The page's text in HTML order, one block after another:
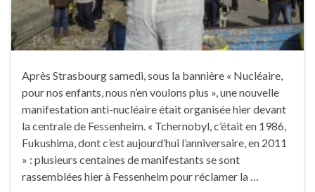
Après Strasbourg samedi, sous la bannière « Nucléaire,
pour nos enfants, nous n’en voulons plus », une nouvelle
manifestation anti-nucléaire était organisée hier devant
la centrale de Fessenheim. « Tchernobyl, c’était en 1986,
Fukushima, dont c’est aujourd’hui l’anniversaire, en 2011
» : plusieurs centaines de manifestants se sont
rassemblées hier à Fessenheim pour réclamer la …